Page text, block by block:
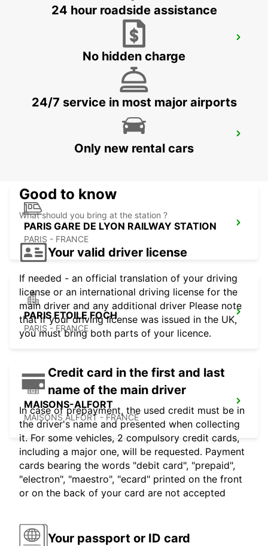
PARIS GARE SAINT-LAZARE RAILWAY
PARIS - FRANCE
LOGNES - FRANCE
PARIS GARE DE LYON RAILWAY STATION
PARIS - FRANCE
PARIS ETOILE FOCH
PARIS - FRANCE
MAISONS-ALFORT
MAISONS ALFORT - FRANCE
24 hour roadside assistance
No hidden charge
24/7 service in most major airports
Only new rental cars
Good to know
What should you bring at the station ?
Your valid driver license
If needed - an official translation of your driving
license or an international driving license for the
main driver and any additional driver Please note
that if your driving license was issued in the UK,
you must bring both parts of your licence.
Credit card in the first and last
name of the main driver
In case of prepayment, the used credit must be in
the driver's name and presented when collecting
it. For some vehicles, 2 compulsory credit cards,
including a major one, will be requested. Payment
cards bearing the words "debit card", "prepaid",
"electron", "maestro", "ecard" printed on the front
or on the back of your card are not accepted
Your passport or ID card